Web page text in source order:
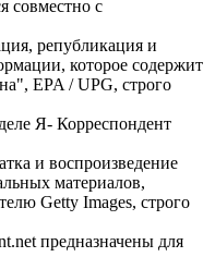
совместно с
републикация и
которое содержит
EPA / UPG, строго
Я- Корреспондент
и воспроизведение
материалов,
Getty Images, строго
предназначены для